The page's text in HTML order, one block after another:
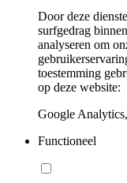
Door deze
surfgedrag
analyseren om
toestemming
op deze website:
Google
Functioneel